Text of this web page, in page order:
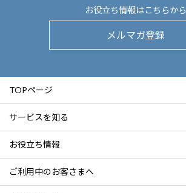
お役立ち情報はこちらから
メルマガ登録
TOPページ
サービスを知る
お役立ち情報
ご利用中のお客さまへ